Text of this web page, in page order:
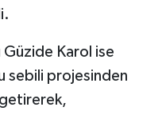
Karol ise
sebili projesinden